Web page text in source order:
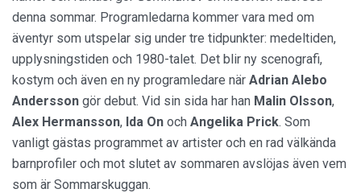
denna sommar. Programledarna kommer vara med om
äventyr som utspelar sig under tre tidpunkter: medeltiden,
upplysningstiden och 1980-talet. Det blir ny scenografi,
kostym och även en ny programledare när Adrian Alebo
Andersson gör debut. Vid sin sida har han Malin Olsson,
Alex Hermansson, Ida On och Angelika Prick. Som
vanligt gästas programmet av artister och en rad välkända
barnprofiler och mot slutet av sommaren avslöjas även vem
som är Sommarskuggan.